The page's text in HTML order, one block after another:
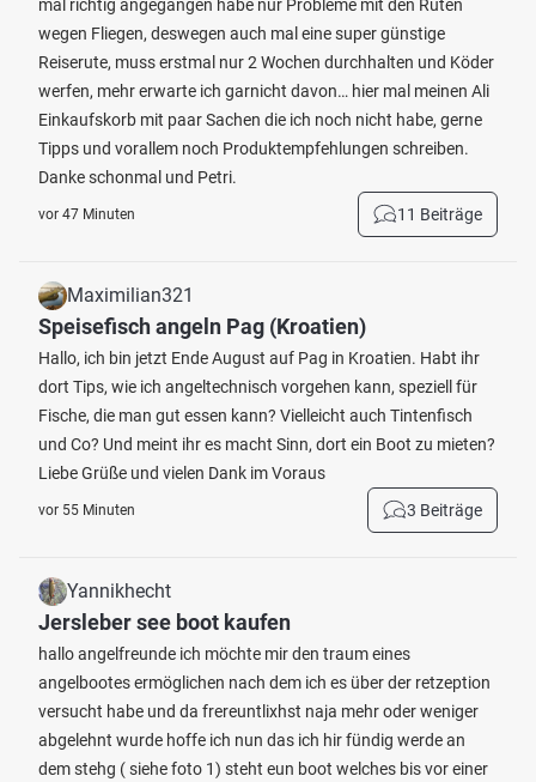
mal richtig angegangen habe nur Probleme mit den Ruten
wegen Fliegen, deswegen auch mal eine super günstige
Reiserute, muss erstmal nur 2 Wochen durchhalten und Köder
werfen, mehr erwarte ich garnicht davon… hier mal meinen Ali
Einkaufskorb mit paar Sachen die ich noch nicht habe, gerne
Tipps und vorallem noch Produktempfehlungen schreiben.
Danke schonmal und Petri.
vor 47 Minuten 11 Beiträge
Maximilian321
Speisefisch angeln Pag (Kroatien)
Hallo, ich bin jetzt Ende August auf Pag in Kroatien. Habt ihr
dort Tips, wie ich angeltechnisch vorgehen kann, speziell für
Fische, die man gut essen kann? Vielleicht auch Tintenfisch
und Co? Und meint ihr es macht Sinn, dort ein Boot zu mieten?
Liebe Grüße und vielen Dank im Voraus
vor 55 Minuten 3 Beiträge
Yannikhecht
Jersleber see boot kaufen
hallo angelfreunde ich möchte mir den traum eines
angelbootes ermöglichen nach dem ich es über der retzeption
versucht habe und da frereuntlixhst naja mehr oder weniger
abgelehnt wurde hoffe ich nun das ich hir fündig werde an
dem stehg ( siehe foto 1) steht eun boot welches bis vor einer